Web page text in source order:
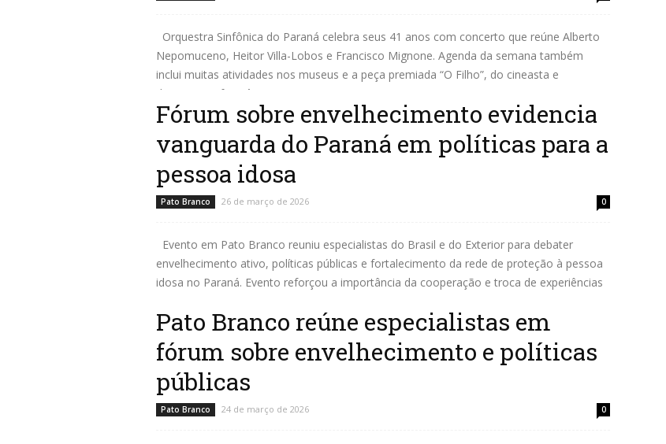
Orquestra Sinfônica do Paraná celebra seus 41 anos com concerto que reúne Alberto
Nepomuceno, Heitor Villa-Lobos e Francisco Mignone. Agenda da semana também
inclui muitas atividades nos museus e a peça premiada “O Filho”, do cineasta e
dramaturgo francês...
Fórum sobre envelhecimento evidencia
vanguarda do Paraná em políticas para a
pessoa idosa
Pato Branco 26 de março de 2026 0
Evento em Pato Branco reuniu especialistas do Brasil e do Exterior para debater
envelhecimento ativo, políticas públicas e fortalecimento da rede de proteção à pessoa
idosa no Paraná. Evento reforçou a importância da cooperação e troca de experiências
Pato Branco reúne especialistas em
fórum sobre envelhecimento e políticas
públicas
Pato Branco 24 de março de 2026 0